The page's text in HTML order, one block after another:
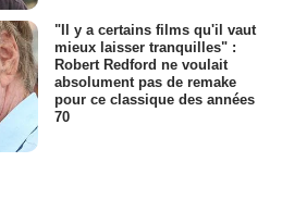
"Il y a certains films qu'il vaut
mieux laisser tranquilles" :
Robert Redford ne voulait
absolument pas de remake
pour ce classique des années
70